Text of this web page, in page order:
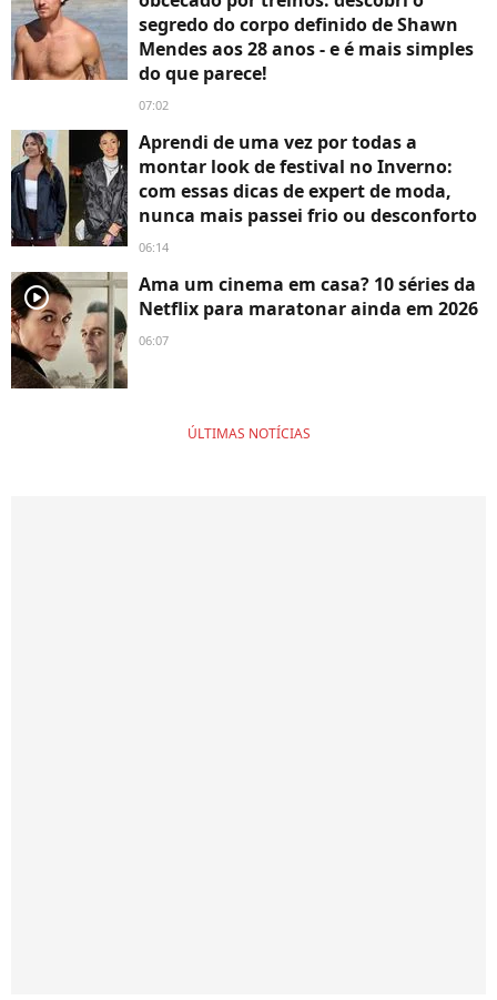
segredo do corpo definido de Shawn
Mendes aos 28 anos - e é mais simples
do que parece!
07:02
Aprendi de uma vez por todas a
montar look de festival no Inverno:
com essas dicas de expert de moda,
nunca mais passei frio ou desconforto
06:14
player2
Ama um cinema em casa? 10 séries da
Netflix para maratonar ainda em 2026
06:07
ÚLTIMAS NOTÍCIAS